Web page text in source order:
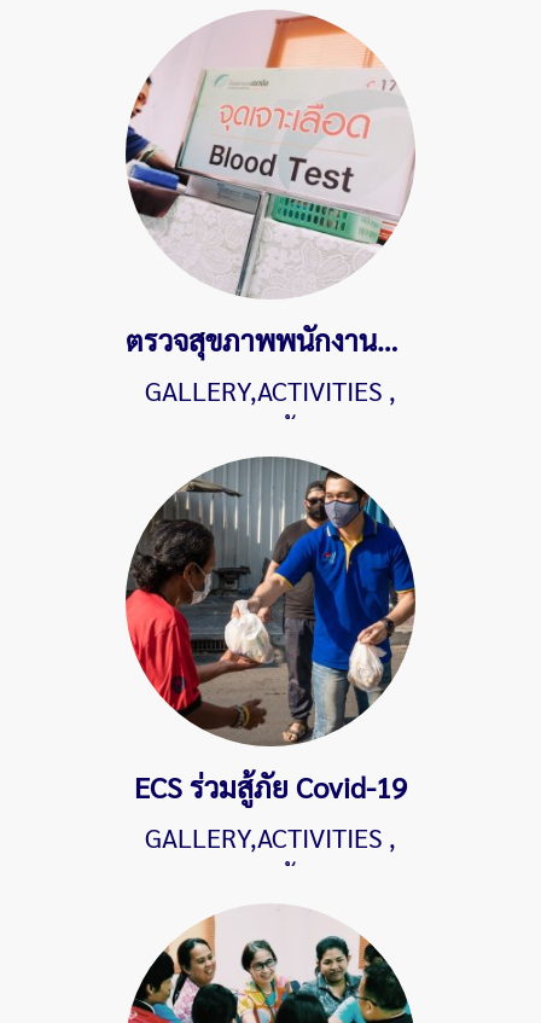
ตรวจสุขภาพพนักงานประจำปี 2562
GALLERY,ACTIVITIES ,
1501 ผู้ชม
ECS ร่วมสู้ภัย Covid-19
GALLERY,ACTIVITIES ,
1591 ผู้ชม